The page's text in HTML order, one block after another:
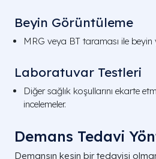
Beyin Görüntüleme
MRG veya BT taraması ile beyin
Laboratuvar Testleri
Diğer sağlık koşullarını ekarte
incelemeler.
Demans Tedavi
Demansın kesin bir tedavisi